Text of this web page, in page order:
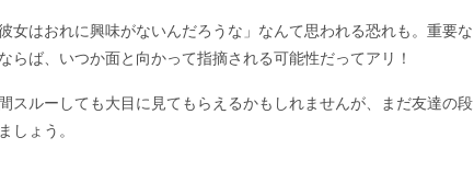
女はおれに興味がないんだろうな」なんて思われる恐れも。重要な
らば、いつか面と向かって指摘される可能性だってアリ！
スルーしても大目に見てもらえるかもしれませんが、まだ友達の段
しょう。